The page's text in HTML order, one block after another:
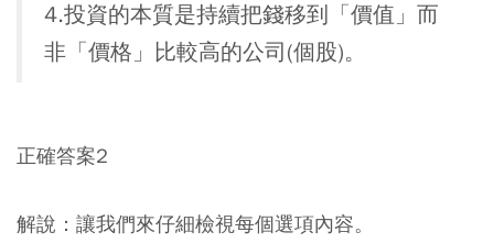
4.投資的本質是持續把錢移到「價值」而
非「價格」比較高的公司(個股)。
正確答案2
解說：讓我們來仔細檢視每個選項內容。